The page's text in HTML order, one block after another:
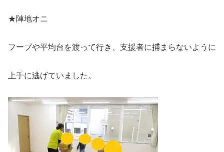
★陣地オニ
フープや平均台を渡って行き、支援者に捕まらないように
上手に逃げていました。